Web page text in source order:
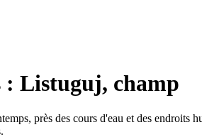
: Listuguj, champ
près des cours d'eau et des endroits